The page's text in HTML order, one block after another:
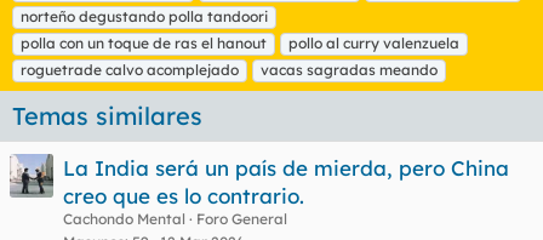
norteño degustando polla tandoori
polla con un toque de ras el hanout
pollo al curry valenzuela
roguetrade calvo acomplejado
vacas sagradas meando
Temas similares
La India será un país de mierda, pero China
creo que es lo contrario.
Cachondo Mental
Foro General